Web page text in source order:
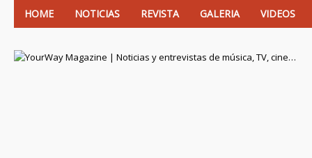
HOME NOTICIAS REVISTA GALERIA VIDEOS